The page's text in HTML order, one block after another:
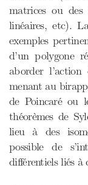
matrices ou des
linéaires, etc).
exemples
d’un polygone
aborder
menant au
de Poincaré ou
théorèmes de
lieu à des
possible de
différentiels liés à